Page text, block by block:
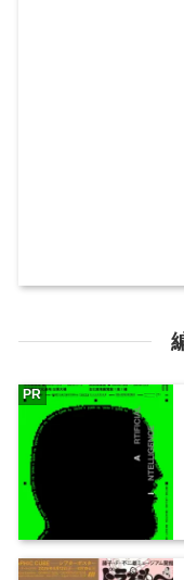
PR